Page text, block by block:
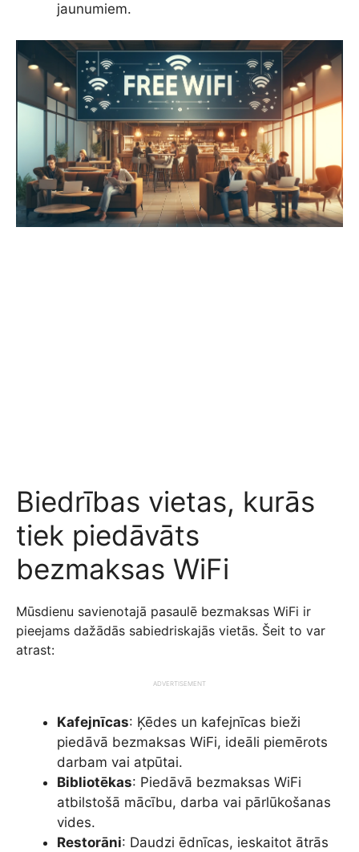
jaunumiem.
Biedrības vietas, kurās
tiek piedāvāts
bezmaksas WiFi
Mūsdienu savienotajā pasaulē bezmaksas WiFi ir
pieejams dažādās sabiedriskajās vietās. Šeit to var
atrast:
ADVERTISEMENT
Kafejnīcas: Ķēdes un kafejnīcas bieži
piedāvā bezmaksas WiFi, ideāli piemērots
darbam vai atpūtai.
Bibliotēkas: Piedāvā bezmaksas WiFi
atbilstošā mācību, darba vai pārlūkošanas
vides.
Restorāni: Daudzi ēdnīcas, ieskaitot ātrās